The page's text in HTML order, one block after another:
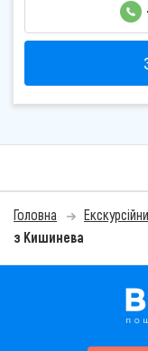
Головна
з Кишинева